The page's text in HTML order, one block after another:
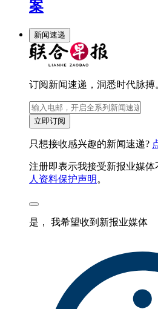
案
新闻速递
订阅新闻速递，洞悉时代脉搏
立即订阅
只想接收感兴趣的新闻速递?
注册即表示我接受新报业媒体
人资料保护声明 。
是， 我希望收到新报业媒体